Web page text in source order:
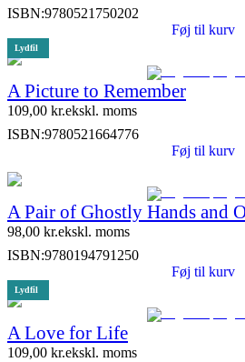
ISBN:9780521750202
Føj til kurv
Lydfil
A Picture to Remember
109,00 kr.ekskl. moms
ISBN:9780521664776
Føj til kurv
A Pair of Ghostly Hands and
98,00 kr.ekskl. moms
ISBN:9780194791250
Føj til kurv
Lydfil
A Love for Life
109,00 kr.ekskl. moms